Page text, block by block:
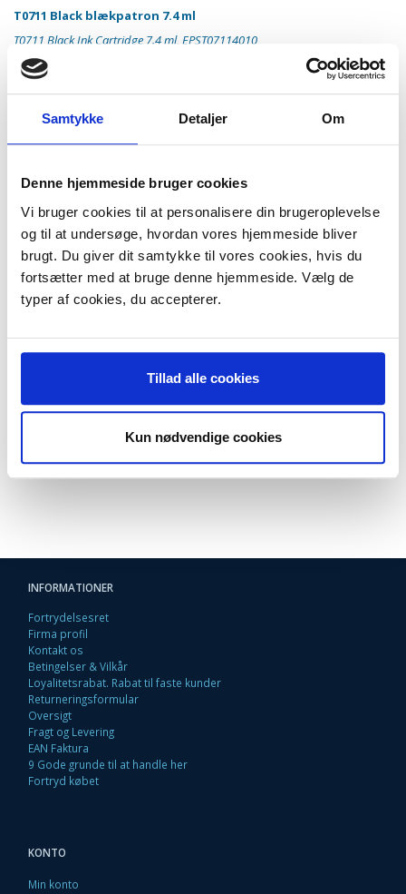
Samtykke Detaljer Om
Denne hjemmeside bruger cookies
Vi bruger cookies til at personalisere din brugeroplevelse
og til at undersøge, hvordan vores hjemmeside bliver
brugt. Du giver dit samtykke til vores cookies, hvis du
fortsætter med at bruge denne hjemmeside. Vælg de
typer af cookies, du accepterer.
Tillad alle cookies
Kun nødvendige cookies
T0711 Black blækpatron 7.4 ml
T0711 Black Ink Cartridge 7.4 ml, EPST07114010
Kapacitet:7.4 ml ca.240sider ved 5% dækning
92
120 Network Edition
4400
5000
5050
6000
7000F
9400F
9400F Wifi-Edition
205
400
INFORMATIONER
Fortrydelsesret
Firma profil
Kontakt os
Betingelser & Vilkår
Loyalitetsrabat. Rabat til faste kunder
Returneringsformular
Oversigt
Fragt og Levering
EAN Faktura
9 Gode grunde til at handle her
Fortryd købet
KONTO
Min konto